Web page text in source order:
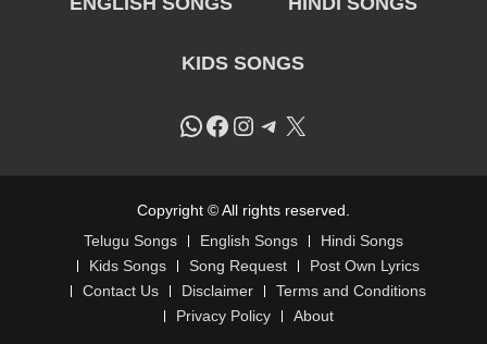
KIDS SONGS
WhatsApp
Facebook
Instagram
Telegram
X
Copyright © All rights reserved.
Telugu Songs
English Songs
Hindi Songs
Kids Songs
Song Request
Post Own Lyrics
Contact Us
Disclaimer
Terms and Conditions
Privacy Policy
About